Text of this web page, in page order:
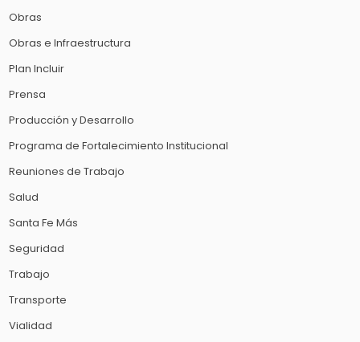
Obras
Obras e Infraestructura
Plan Incluir
Prensa
Producción y Desarrollo
Programa de Fortalecimiento Institucional
Reuniones de Trabajo
Salud
Santa Fe Más
Seguridad
Trabajo
Transporte
Vialidad